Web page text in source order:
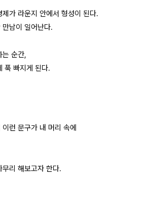
가 라운지 안에서 형성이 된다.
남이 일어난다.
는 순간,
푹 빠지게 된다.
런 문구가 내 머리 속에
리 해보고자 한다.